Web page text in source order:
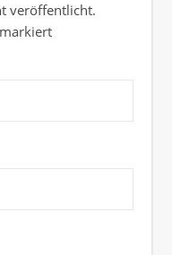
veröffentlicht.
markiert